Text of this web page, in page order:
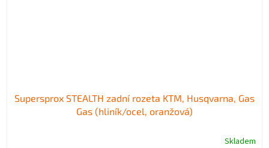
Supersprox STEALTH zadní rozeta KTM, Husqvarna, Gas
Gas (hliník/ocel, oranžová)
Skladem